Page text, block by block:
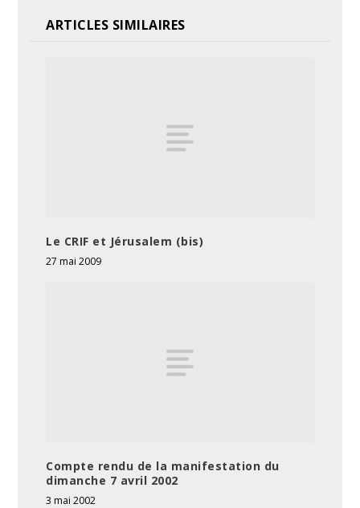
ARTICLES SIMILAIRES
Le CRIF et Jérusalem (bis)
27 mai 2009
Compte rendu de la manifestation du
dimanche 7 avril 2002
3 mai 2002